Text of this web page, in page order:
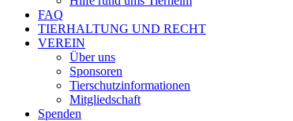
FAQ
TIERHALTUNG UND RECHT
VEREIN
Über uns
Sponsoren
Tierschutzinformationen
Mitgliedschaft
Spenden